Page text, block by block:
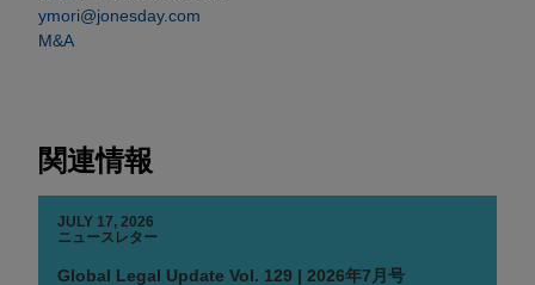
ymori@jonesday.com
M&A
関連情報
JULY 17, 2026
ニュースレター
Global Legal Update Vol. 129 | 2026年7月号